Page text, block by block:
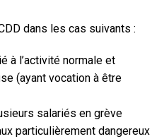
dans les cas suivants :
à l’activité normale et
(ayant vocation à être
salariés en grève
particulièrement dangereux